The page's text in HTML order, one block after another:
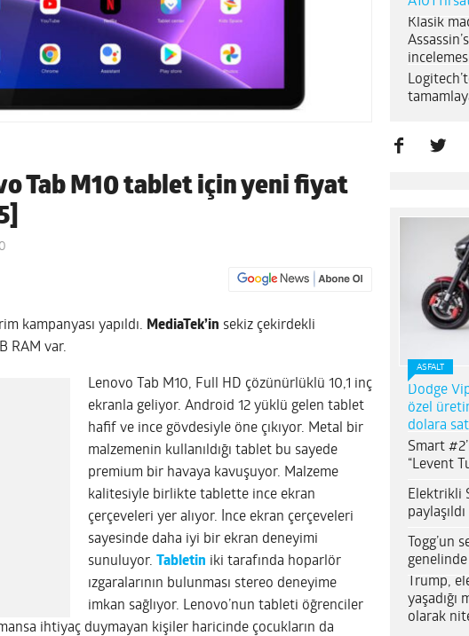
Tab M10 tablet için yeni fiyat
kampanyası yapıldı. MediaTek’in sekiz çekirdekli
RAM var.
Lenovo Tab M10, Full HD çözünürlüklü 10,1 inç
ekranla geliyor. Android 12 yüklü gelen tablet
hafif ve ince gövdesiyle öne çıkıyor. Metal bir
malzemenin kullanıldığı tablet bu sayede
premium bir havaya kavuşuyor. Malzeme
kalitesiyle birlikte tablette ince ekran
çerçeveleri yer alıyor. İnce ekran çerçeveleri
sayesinde daha iyi bir ekran deneyimi
sunuluyor. Tabletin iki tarafında hoparlör
ızgaralarının bulunması stereo deneyime
imkan sağlıyor. Lenovo’nun tableti öğrenciler
ihtiyaç duymayan kişiler haricinde çocukların da
Klasik
ASFALT
Dodge
özel
dolara
Smart
“Levent
Elektrikli
paylaşıldı
Togg’un
genelinde
Trump,
yaşadığı
olarak